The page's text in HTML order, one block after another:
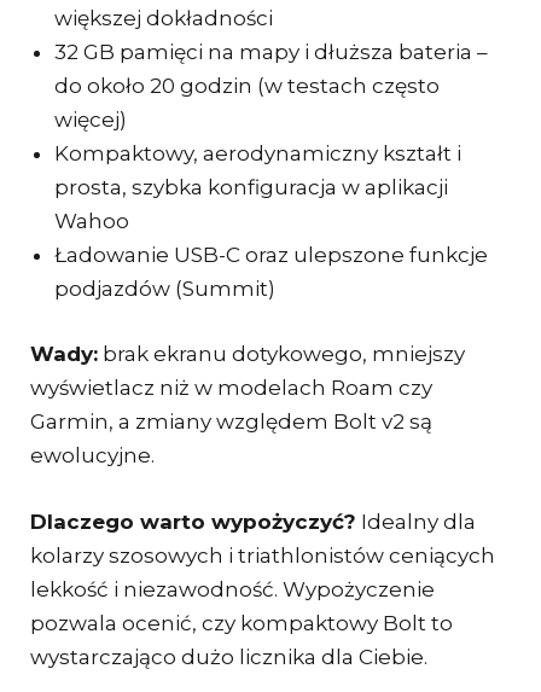
większej dokładności
32 GB pamięci na mapy i dłuższa bateria –
do około 20 godzin (w testach często
więcej)
Kompaktowy, aerodynamiczny kształt i
prosta, szybka konfiguracja w aplikacji
Wahoo
Ładowanie USB-C oraz ulepszone funkcje
podjazdów (Summit)
Wady: brak ekranu dotykowego, mniejszy
wyświetlacz niż w modelach Roam czy
Garmin, a zmiany względem Bolt v2 są
ewolucyjne.
Dlaczego warto wypożyczyć? Idealny dla
kolarzy szosowych i triathlonistów ceniących
lekkość i niezawodność. Wypożyczenie
pozwala ocenić, czy kompaktowy Bolt to
wystarczająco dużo licznika dla Ciebie.